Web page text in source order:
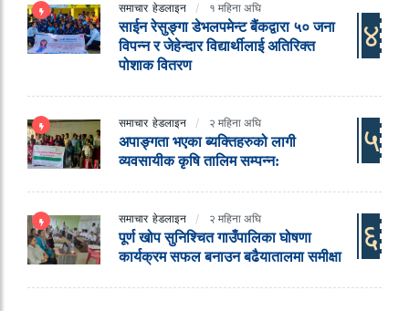
समाचार हेडलाइन १ महिना अघि
साईन रेसुङ्गा डेभलपमेन्ट बैंकद्वारा ५० जना
विपन्न र जेहेन्दार विद्यार्थीलाई अतिरिक्त
पोशाक वितरण
४
समाचार हेडलाइन २ महिना अघि
अपाङ्गता भएका ब्यक्तिहरुको लागी
व्यवसायीक कृषि तालिम सम्पन्न:
५
समाचार हेडलाइन २ महिना अघि
पूर्ण खोप सुनिश्चित गाउँपालिका घोषणा
कार्यक्रम सफल बनाउन बढैयातालमा समीक्षा
६